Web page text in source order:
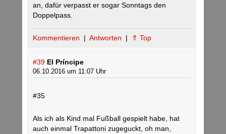
an, dafür verpasst er sogar Sonntags den
Doppelpass.
Kommentieren | Antworten | ⇑ Top
#39 El Príncipe
06.10.2016 um 11:07 Uhr
#35
Als ich als Kind mal Fußball gespielt habe, hat
auch einmal Trapattoni zugeguckt, oh man,